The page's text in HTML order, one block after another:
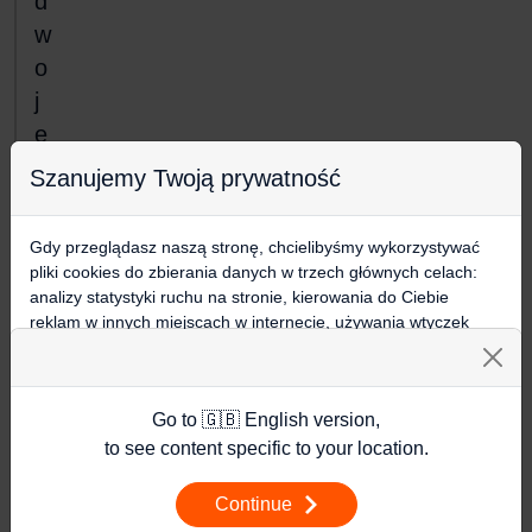
w
o
j
e
w
r
o
p
Szanujemy Twoją prywatność
Gdy przeglądasz naszą stronę, chcielibyśmy wykorzystywać
pliki cookies do zbierania danych w trzech głównych celach:
analizy statystyki ruchu na stronie, kierowania do Ciebie
reklam w innych miejscach w internecie, używania wtyczek
Aby dowiedzieć się więcej o plikach cookie i tym, jak
wykorzystujemy Twoje dane, odwiedź nasząPolityką
Go to 🇬🇧 English version,
to see content specific to your location.
Continue